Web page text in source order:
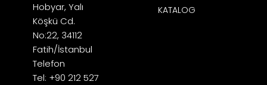
Hobyar, Yalı
Köşkü Cd.
No:22, 34112
Fatih/İstanbul
Telefon
Tel: +90 212 527
KATALOG